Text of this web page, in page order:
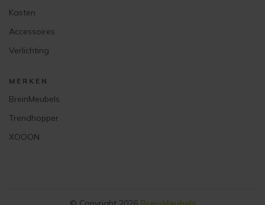
Kasten
Accessoires
Verlichting
MERKEN
BreinMeubels
Trendhopper
XOOON